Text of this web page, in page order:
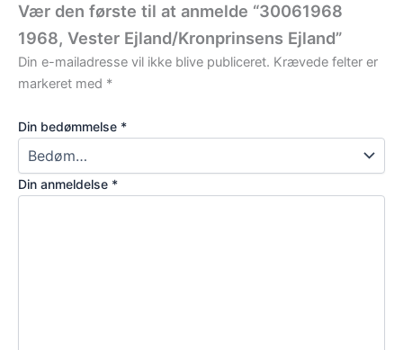
Vær den første til at anmelde “30061968
1968, Vester Ejland/Kronprinsens Ejland”
Din e-mailadresse vil ikke blive publiceret. Krævede felter er
markeret med *
Din bedømmelse *
Din anmeldelse *